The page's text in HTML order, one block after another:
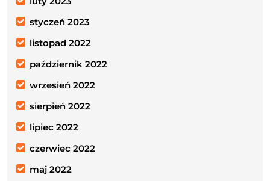
styczeń 2023
listopad 2022
październik 2022
wrzesień 2022
sierpień 2022
lipiec 2022
czerwiec 2022
maj 2022